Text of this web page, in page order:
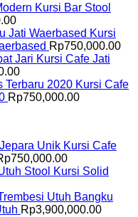
Kursi Bar Stool
Kursi
Rp750,000.00
Kursi Cafe Jati
Kursi Cafe
Rp750,000.00
Kursi Cafe
750,000.00
Stool Kursi Solid
Bangku
Rp3,900,000.00